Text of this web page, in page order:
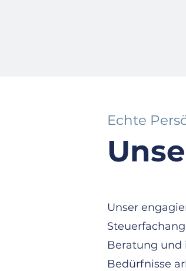
Echte
Unser
Beratung und
Bedürfnisse